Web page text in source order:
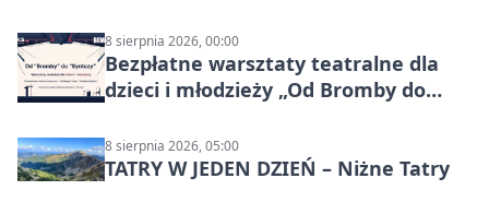
8 sierpnia 2026, 00:00
Bezpłatne warsztaty teatralne dla
dzieci i młodzieży „Od Bromby do
8 sierpnia 2026, 05:00
TATRY W JEDEN DZIEŃ – Niżne Tatry